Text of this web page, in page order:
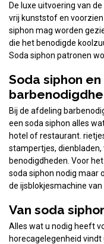
De luxe uitvoering van
vrij kunststof en
siphon mag worden
die het benodigde
Soda siphon patronen
Soda siphon
Bij de afdeling
een soda siphon alles
hotel of restaurant.
stampertjes,
benodigdheden. Voor
soda siphon nodig maar
de ijsblokjesmachine van
Van soda
Alles wat u nodig heeft
horecagelegenheid vindt